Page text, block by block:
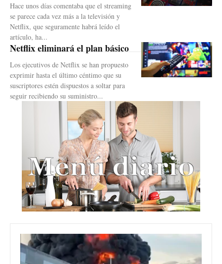
Hace unos días comentaba que el streaming
se parece cada vez más a la televisión y
Netflix, que seguramente habrá leído el
artículo, ha...
Netflix eliminará el plan básico
Los ejecutivos de Netflix se han propuesto
exprimir hasta el último céntimo que su
suscriptores estén dispuestos a soltar para
seguir recibiendo su suministro...